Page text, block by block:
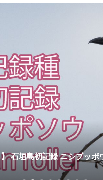
】 石垣島初記録 ニシブッ